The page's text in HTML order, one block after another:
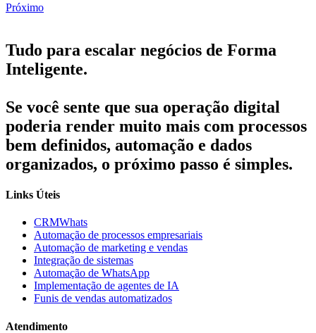
Próximo
Tudo para escalar negócios de Forma
Inteligente.
Se você sente que sua operação digital
poderia render muito mais com processos
bem definidos, automação e dados
organizados, o próximo passo é simples.
Links Úteis
CRMWhats
Automação de processos empresariais
Automação de marketing e vendas
Integração de sistemas
Automação de WhatsApp
Implementação de agentes de IA
Funis de vendas automatizados
Atendimento